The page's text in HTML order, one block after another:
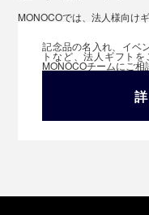
MONOCOでは、法人様向け
記念品の名入れ、イベ
トなど、法人ギフト
MONOCOチームにご相